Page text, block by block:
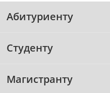
Абитуриенту
Студенту
Магистранту